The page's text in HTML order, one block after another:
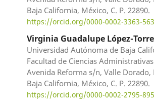
Baja California, México, C. P. 22890.
https://orcid.org/0000-0002-3363-
Virginia Guadalupe López-
Universidad Autónoma de Baja
Facultad de Ciencias
Avenida Reforma s/n, Valle Dorado,
Baja California, México, C. P. 22890.
https://orcid.org/0000-0002-2795-